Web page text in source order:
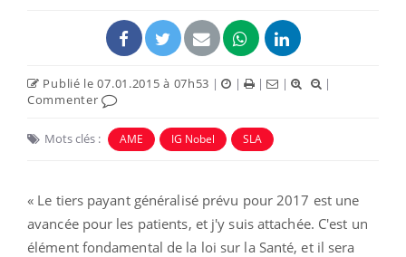
Publié le 07.01.2015 à 07h53 | | | |
|
Commenter
Mots clés : AME IG Nobel SLA
« Le tiers payant généralisé prévu pour 2017 est une
avancée pour les patients, et j'y suis attachée. C'est un
élément fondamental de la loi sur la Santé, et il sera